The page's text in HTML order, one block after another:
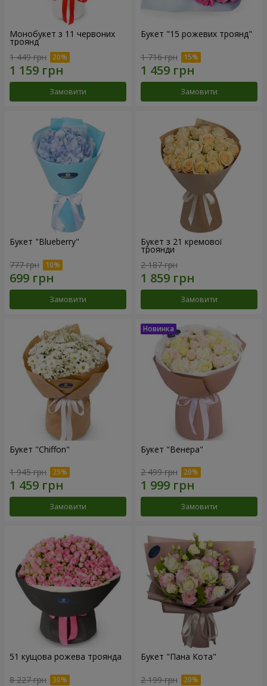
Монобукет з 11 червоних
троянд
1 449 грн
Замовити
Букет "15 рожевих троянд"
1 716 грн
Замовити
Букет "Blueberry"
777 грн
Замовити
Букет з 21 кремової
троянди
2 187 грн
Замовити
Букет "Chiffon"
1 945 грн
Замовити
Букет "Венера"
2 499 грн
Замовити
51 кущова рожева троянда
8 227 грн
Букет "Пана Кота"
2 199 грн